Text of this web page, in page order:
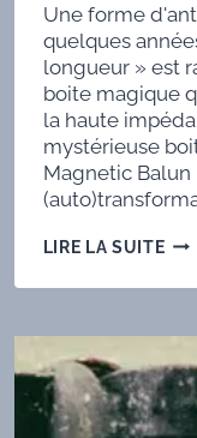
Une forme
quelques
longueur » est
boite magique
la haute
mystérieuse
Magnetic Balun
LIRE LA SUITELES